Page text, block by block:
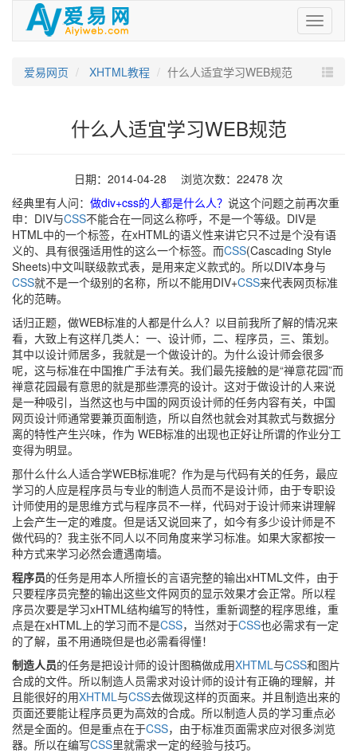
爱
易
爱易网页
XHTML教程 什么人适宜学习WEB规范
什么人适宜学习WEB规范
日期：2014-04-28 浏览次数：22478 次
经典里有人问： 做div+css的人都是什么人？ 说这个问题之前再次重
申：DIV与CSS不能合在一同这么称呼，不是一个等级。DIV是
HTML中的一个标签，在xHTML的语义性来讲它只不过是个没有语
义的、具有很强适用性的这么一个标签。而CSS(Cascading Style
Sheets)中文叫联级款式表，是用来定义款式的。所以DIV本身与
CSS就不是一个级别的名称，所以不能用DIV+CSS来代表网页标准
化的范畴。
话归正题，做WEB标准的人都是什么人？以目前我所了解的情况来
看，大致上有这样几类人：一、设计师，二、程序员，三、策划。
其中以设计师居多，我就是一个做设计的。为什么设计师会很多
呢，这与标准在中国推广手法有关。我们最先接触的是“禅意花园”而
禅意花园最有意思的就是那些漂亮的设计。这对于做设计的人来说
是一种吸引，当然这也与中国的网页设计师的任务内容有关，中国
网页设计师通常要兼页面制造，所以自然也就会对其款式与数据分
离的特性产生兴味，作为 WEB标准的出现也正好让所谓的作业分工
变得为明显。
那什么什么人适合学WEB标准呢？作为是与代码有关的任务，最应
学习的人应是程序员与专业的制造人员而不是设计师，由于专职设
计师使用的是思维方式与程序员不一样，代码对于设计师来讲理解
上会产生一定的难度。但是话又说回来了，如今有多少设计师是不
做代码的？我主张不同人以不同角度来学习标准。如果大家都按一
种方式来学习必然会遭遇南墙。
程序员的任务是用本人所擅长的言语完整的输出xHTML文件，由于
只要程序员完整的输出这些文件网页的显示效果才会正常。所以程
序员次要是学习xHTML结构编写的特性，重新调整的程序思维，重
点是在xHTML上的学习而不是CSS，当然对于CSS也必需求有一定
的了解，虽不用通晓但是也必需看得懂！
制造人员的任务是把设计师的设计图稿做成用XHTML与CSS和图片
合成的文件。所以制造人员需求对设计师的设计有正确的理解，并
且能很好的用XHTML与CSS去做现这样的页面来。并且制造出来的
页面还要能让程序员更为高效的合成。所以制造人员的学习重点必
然是全面的。但是重点在于CSS，由于标准页面需求应对很多浏览
器。所以在编写CSS里就需求一定的经验与技巧。